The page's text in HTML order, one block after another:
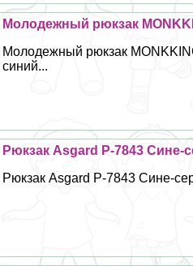
Молодежный рюкзак
Молодежный рюкзак
синий...
Рюкзак Asgard Р-7843 Сине-
Рюкзак Asgard Р-7843 Сине-